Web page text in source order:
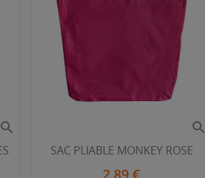

SAC PLIABLE MONKEY ROSE
2,89 €
